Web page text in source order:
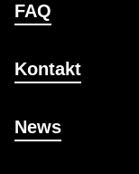
FAQ
Kontakt
News